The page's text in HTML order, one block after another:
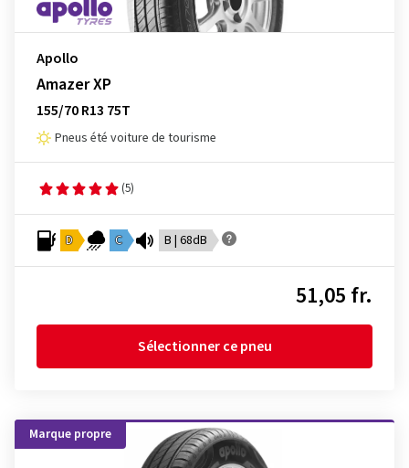
Apollo
Amazer XP
155/70 R13 75T
Pneus été voiture de tourisme
(5)
D C B | 68dB
51,05 fr.
Sélectionner ce pneu
Marque propre